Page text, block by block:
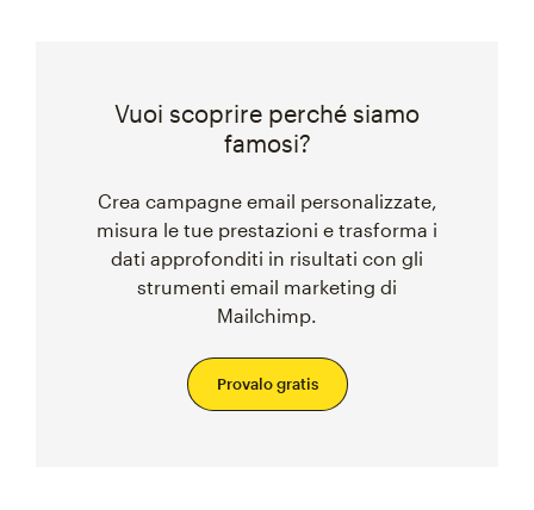
Vuoi scoprire perché siamo
famosi?
Crea campagne email personalizzate,
misura le tue prestazioni e trasforma i
dati approfonditi in risultati con gli
strumenti email marketing di
Mailchimp.
Provalo gratis